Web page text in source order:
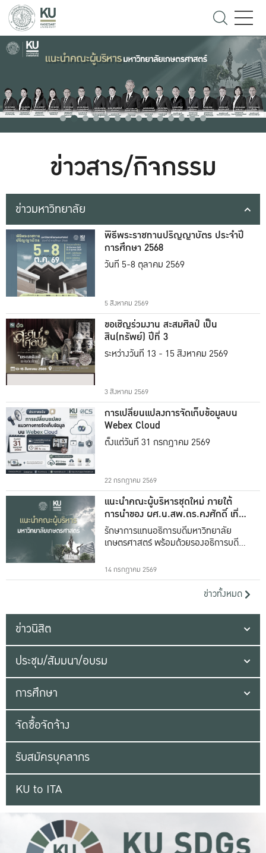
ข่าวสาร/กิจกรรม
ข่าวมหาวิทยาลัย
พิธีพระราชทานปริญญาบัตร ประจำปี
การศึกษา 2568
วันที่ 5-8 ตุลาคม 2569
5 สิงหาคม 2569
ขอเชิญร่วมงาน สะสมศิลป์ เป็น
สิน(ทรัพย์) ปีที่ 3
ระหว่างวันที่ 13 - 15 สิงหาคม 2569
3 สิงหาคม 2569
การเปลี่ยนแปลงการจัดเก็บข้อมูลบน
Webex Cloud
ตั้งแต่วันที่ 31 กรกฎาคม 2569
22 กรกฎาคม 2569
แนะนำคณะผู้บริหารชุดใหม่ ภายใต้
การนำของ ผศ.น.สพ.ดร.คงศักดิ์ เที่ยง
ธรรม
รักษาการแทนอธิการบดีมหาวิทยาลัย
เกษตรศาสตร์ พร้อมด้วยรองอธิการบดีทั้ง
14 กรกฎาคม 2569
ข่าวทั้งหมด
ข่าวนิสิต
ประชุม/สัมมนา/อบรม
การศึกษา
จัดซื้อจัดจ้าง
รับสมัครบุคลากร
KU to ITA